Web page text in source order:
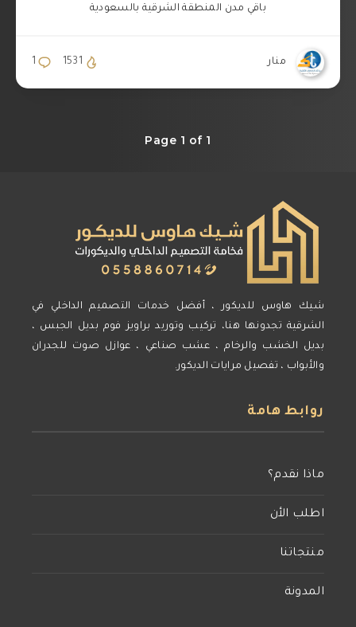
باقي مدن المنطقة الشرقية بالسعودية
منار 1 1531
Page 1 of 1
شيك هاوس للديكور ، أفضل خدمات التصميم الداخلي في
الشرقية تجدونها هنا، تركيب وتوريد براويز فوم بديل الجبس ،
بديل الخشب والرخام ، عشب صناعي ، عوازل صوت للجدران
والأبواب ، تفصيل مرايات الديكور.
روابط هامة
ماذا نقدم؟
اطلب الأن
منتجاتنا
المدونة